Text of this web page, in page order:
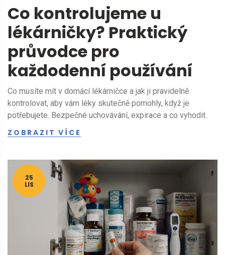
Co kontrolujeme u
lékárničky? Praktický
průvodce pro
každodenní používání
Co musíte mít v domácí lékárničce a jak ji pravidelně
kontrolovat, aby vám léky skutečně pomohly, když je
potřebujete. Bezpečné uchovávání, expirace a co vyhodit.
ZOBRAZIT VÍCE
25
LIS